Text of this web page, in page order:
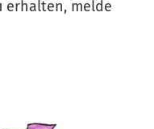
erhalten, melde